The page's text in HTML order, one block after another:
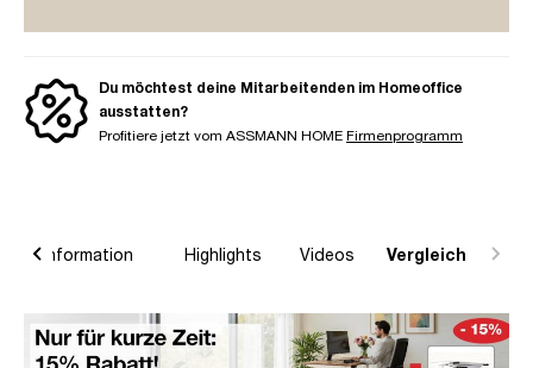
Du möchtest deine Mitarbeitenden im Homeoffice
ausstatten?
Profitiere jetzt vom ASSMANN HOME Firmenprogramm
Highlights Videos Vergleich